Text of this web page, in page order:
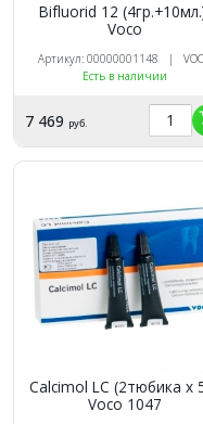
Bifluorid 12
Voco
Артикул: 00000001148 |
Есть в наличии
7 469 руб.
Calcimol LC (2тюбика х
Voco 1047